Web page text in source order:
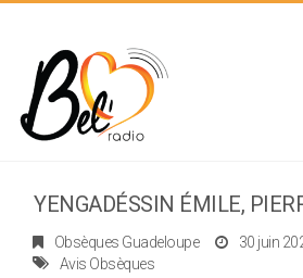
YENGADÉSSIN ÉMILE,
Obsèques Guadeloupe
30 juin
Avis Obsèques